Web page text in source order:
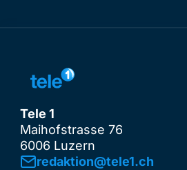
Tele 1
Maihofstrasse 76
6006 Luzern
redaktion@tele1.ch